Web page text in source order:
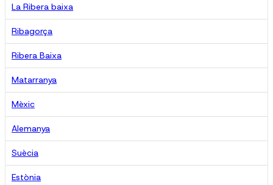
La Ribera baixa
Ribagorça
Ribera Baixa
Matarranya
Mèxic
Alemanya
Suècia
Estònia